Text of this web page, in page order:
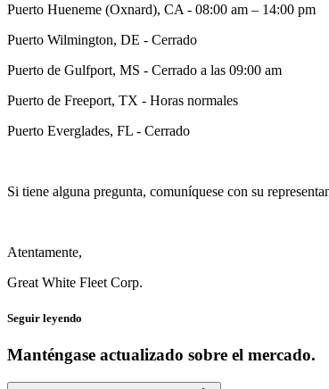
Puerto Hueneme (Oxnard), CA - 08:00 am – 14:00 pm
Puerto Wilmington, DE - Cerrado
Puerto de Gulfport, MS - Cerrado a las 09:00 am
Puerto de Freeport, TX - Horas normales
Puerto Everglades, FL - Cerrado
Si tiene alguna pregunta, comuníquese con su
Atentamente,
Great White Fleet Corp.
Seguir leyendo
Manténgase actualizado sobre el mercado.